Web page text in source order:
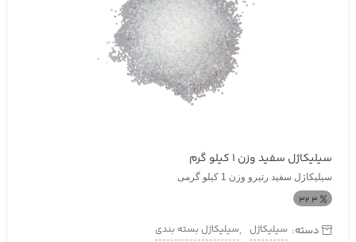
سیلیکاژل سفید وزن 1 کیلو گرم
32.3
سیلیکاژل سفید رتیرو وزن 1 کیلو گرمی
دسته: سیلیکاژل ,سیلیکاژل بسته بندی